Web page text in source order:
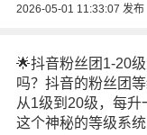
2026-05-01 11:33:07 发布
🌟抖音粉丝团1-20
吗？抖音的粉丝团
从1级到20级，每
这个神秘的等级系